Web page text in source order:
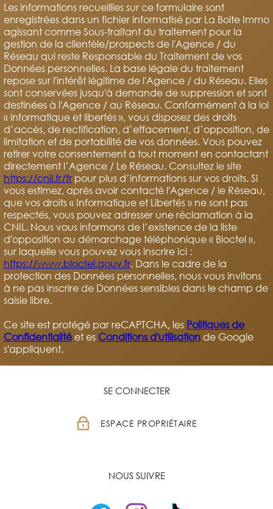
Les informations recueillies sur ce formulaire sont
enregistrées dans un fichier informatisé par La Boite Immo
agissant comme Sous-traitant du traitement pour la
gestion de la clientèle/prospects de l'Agence / du
Réseau qui reste Responsable du Traitement de vos
Données personnelles. La base légale du traitement
repose sur l'intérêt légitime de l'Agence / du Réseau. Elles
sont conservées jusqu'à demande de suppression et sont
destinées à l'Agence / au Réseau. Conformément à la loi
« informatique et libertés », vous disposez des droits
d’accès, de rectification, d’effacement, d’opposition, de
limitation et de portabilité de vos données. Vous pouvez
retirer votre consentement à tout moment en contactant
directement l’Agence / Le Réseau. Consultez le site
https://cnil.fr/frpour plus d’informations sur vos droits. Si
vous estimez, après avoir contacté l'Agence / le Réseau,
que vos droits « Informatique et Libertés » ne sont pas
respectés, vous pouvez adresser une réclamation à la
CNIL. Nous vous informons de l’existence de la liste
d'opposition au démarchage téléphonique « Bloctel »,
sur laquelle vous pouvez vous inscrire ici :
https://www.bloctel.gouv.fr. Dans le cadre de la
protection des Données personnelles, nous vous invitons
à ne pas inscrire de Données sensibles dans le champ de
saisie libre.
Ce site est protégé par reCAPTCHA, les Politiques de
Confidentialitéet es Conditions d'utilisationde Google
s'appliquent.
SE CONNECTER
ESPACE PROPRIÉTAIRE
NOUS SUIVRE